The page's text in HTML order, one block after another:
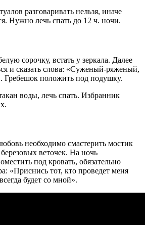
разговаривать нельзя, иначе
Нужно лечь спать до 12 ч. ночи.
сорочку, встать у зеркала. Далее
и сказать слова: «Суженый-ряженый,
Гребешок положить под подушку.
воды, лечь спать. Избранник
необходимо смастерить мостик
веточек. На ночь
под кровать, обязательно
«Приснись тот, кто проведет меня
будет со мной».